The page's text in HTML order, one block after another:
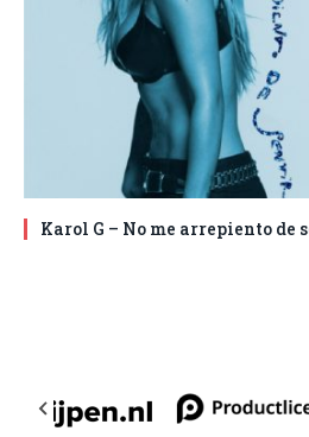
Karol G – No me arrepiento de